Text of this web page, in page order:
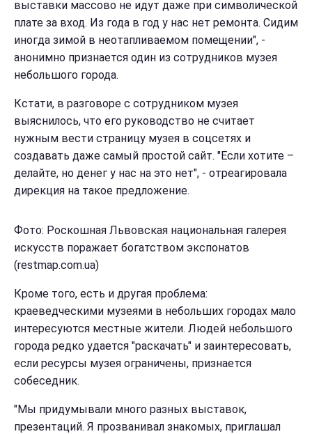
выставки массово не идут даже при символической
плате за вход. Из года в год у нас нет ремонта. Сидим
иногда зимой в неотапливаемом помещении", -
анонимно признается один из сотрудников музея
небольшого города.
Кстати, в разговоре с сотрудником музея
выяснилось, что его руководство не считает
нужным вести страницу музея в соцсетях и
создавать даже самый простой сайт. "Если хотите –
делайте, но денег у нас на это нет", - отреагировала
дирекция на такое предложение.
Фото: Роскошная Львовская национальная галерея
искусств поражает богатством экспонатов
(restmap.com.ua)
Кроме того, есть и другая проблема:
краеведческими музеями в небольших городах мало
интересуются местные жители. Людей небольшого
города редко удается "раскачать" и заинтересовать,
если ресурсы музея ограничены, признается
собеседник.
"Мы придумывали много разных выставок,
презентаций. Я прозванивал знакомых, приглашал